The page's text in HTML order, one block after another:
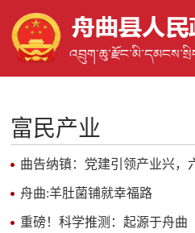
富民产业
曲告纳镇：党建引领产业兴，
舟曲:羊肚菌铺就幸福路
重磅！科学推测：起源于舟曲